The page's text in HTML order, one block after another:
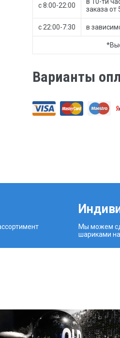
с 8:00-22:00
заказа от
с 22:00-7:30 в
Варианты
Мы можем
шариками на